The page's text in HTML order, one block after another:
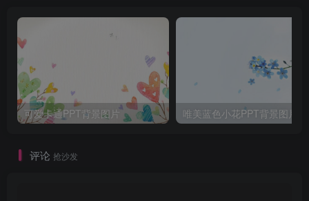
可爱卡通PPT背景图片 唯美蓝色小花PPT背景图片
评论 抢沙发